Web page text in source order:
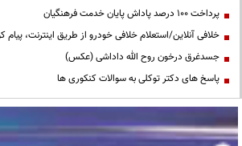
پرداخت ۱۰۰ درصد پاداش پایان خدمت فرهنگیان
خلافی آنلاین/استعلام خلافی خودرو از طریق اینترنت، پیام
جسدغرق درخون روح الله داداشی (عکس)
پاسخ های دکتر توکلی به سوالات کنکوری ها